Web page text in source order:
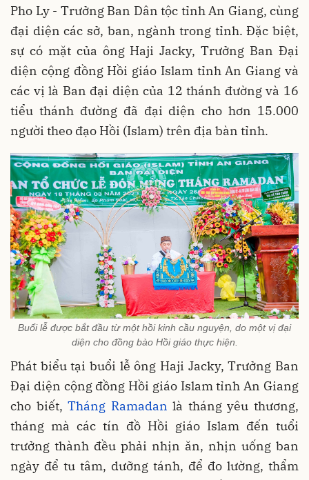
Pho Ly - Trưởng Ban Dân tộc tỉnh An Giang, cùng
đại diện các sở, ban, ngành trong tỉnh. Đặc biệt,
sự có mặt của ông Haji Jacky, Trưởng Ban Đại
diện cộng đồng Hồi giáo Islam tỉnh An Giang và
các vị là Ban đại diện của 12 thánh đường và 16
tiểu thánh đường đã đại diện cho hơn 15.000
người theo đạo Hồi (Islam) trên địa bàn tỉnh.
Buổi lễ được bắt đầu từ một hồi kinh cầu nguyện, do một vị đại
diện cho đồng bào Hồi giáo thực hiện.
Phát biểu tại buổi lễ ông Haji Jacky, Trưởng Ban
Đại diện cộng đồng Hồi giáo Islam tỉnh An Giang
cho biết,Tháng Ramadan là tháng yêu thương,
tháng mà các tín đồ Hồi giáo Islam đến tuổi
trưởng thành đều phải nhịn ăn, nhịn uống ban
ngày để tu tâm, dưỡng tánh, để đo lường, thẩm